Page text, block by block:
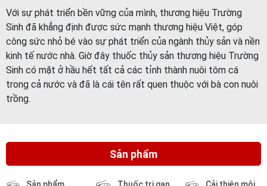
trong cả nước và đã là cái tên rất quen thuộc với bà con nuôi
trồng.
Sản phẩm
Sản phẩm